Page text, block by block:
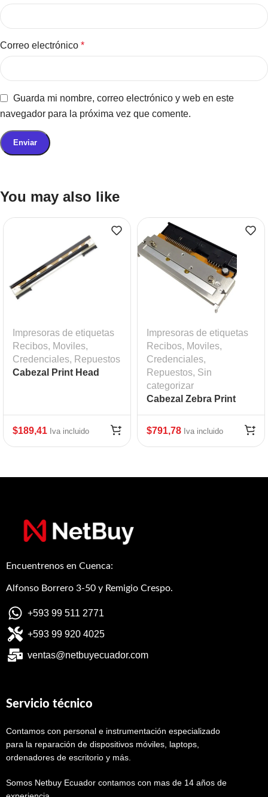
Correo electrónico *
Guarda mi nombre, correo electrónico y web en este
navegador para la próxima vez que comente.
You may also like
Impresoras de etiquetas
Recibos, Moviles,
Credenciales, Repuestos
Cabezal Print Head
$189,41 Iva incluido
Impresoras de etiquetas
Recibos, Moviles,
Credenciales,
Repuestos, Sin
categorizar
Cabezal Zebra Print
$791,78 Iva incluido
Encuentrenos en Cuenca:
Alfonso Borrero 3-50 y Remigio Crespo.
+593 99 511 2771
+593 99 920 4025
ventas@netbuyecuador.com
Servicio técnico
Contamos con personal e instrumentación especializado
para la reparación de dispositivos móviles, laptops,
ordenadores de escritorio y más.
Somos Netbuy Ecuador contamos con mas de 14 años de